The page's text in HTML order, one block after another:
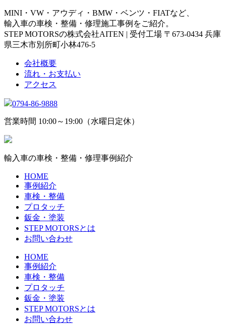
MINI・VW・アウディ・BMW・ベンツ・FIATなど、
輸入車の車検・整備・修理施工事例をご紹介。
STEP MOTORSの株式会社AITEN | 受付工場 〒673-0434 兵庫
県三木市別所町小林476-5
会社概要
流れ・お支払い
アクセス
0794-86-9888
営業時間 10:00～19:00（水曜日定休）
輸入車の車検・整備・修理事例紹介
HOME
事例紹介
車検・整備
プロタッチ
鈑金・塗装
STEP MOTORSとは
お問い合わせ
HOME
事例紹介
車検・整備
プロタッチ
鈑金・塗装
STEP MOTORSとは
お問い合わせ